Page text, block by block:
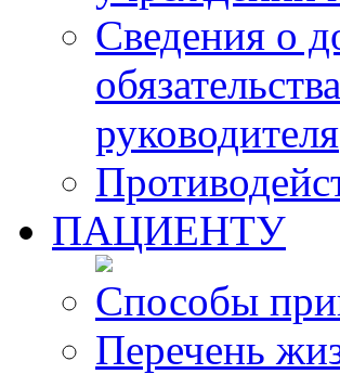
Сведения о
руководителя
ПАЦИЕНТУ
Способы
Перечень